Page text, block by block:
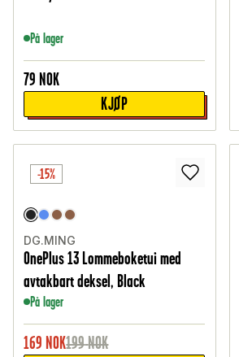
På lager
79 NOK
KJØP
-15%
DG.MING
OnePlus 13 Lommeboketui med
avtakbart deksel, Black
På lager
169 NOK199NOK